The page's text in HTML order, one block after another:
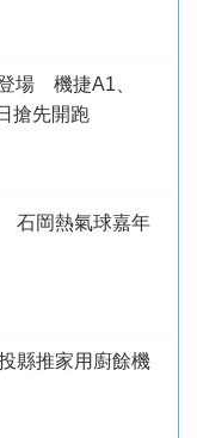
場 機捷A1、
搶先開跑
石岡熱氣球嘉年
縣推家用廚餘機